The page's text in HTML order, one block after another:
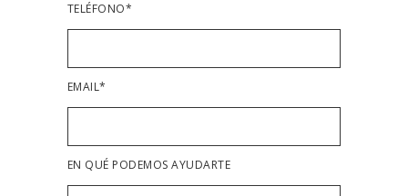
TELÉFONO*
EMAIL*
EN QUÉ PODEMOS AYUDARTE